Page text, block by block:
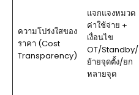
ความโปร่งใสของ
ราคา (Cost
Transparency)
แจกแจงหมวด
ค่าใช้จ่าย +
เงื่อนไข
OT/Standby/
ย้ายจุดตั้ง/ยก
หลายจุด